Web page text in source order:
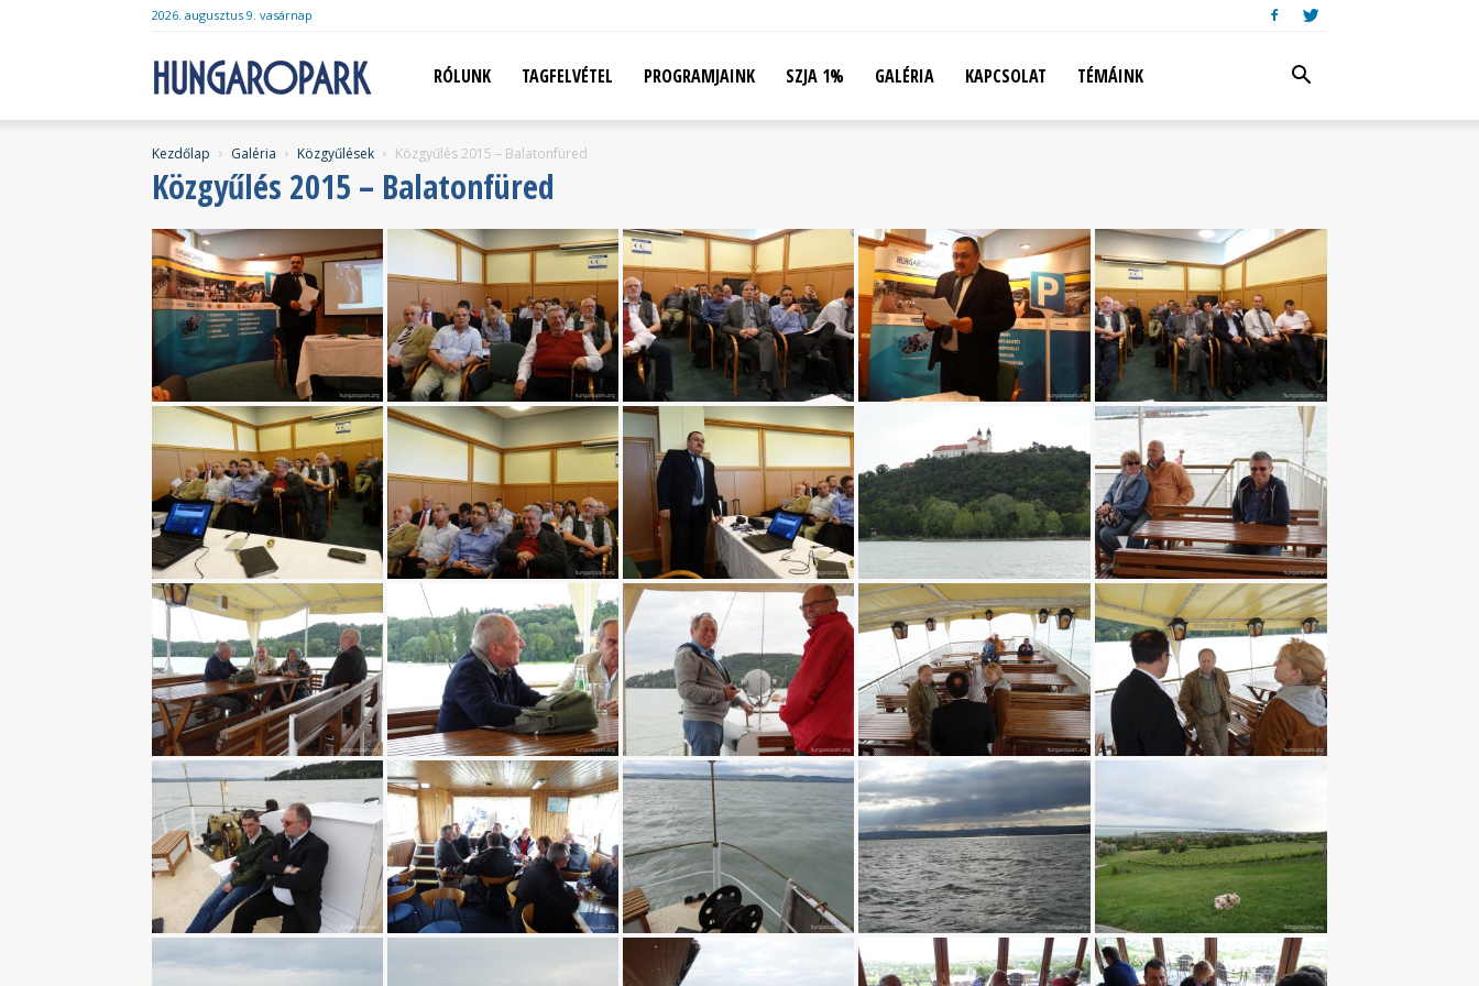
2026. augusztus 9. vasárnap
HungaroparkRÓLUNK TAGFELVÉTEL PROGRAMJAINK SZJA 1% GALÉRIA KAPCSOLAT TÉMÁINK
Kezdőlap Galéria Közgyűlések Közgyűlés 2015 – Balatonfüred
Közgyűlés 2015 – Balatonfüred